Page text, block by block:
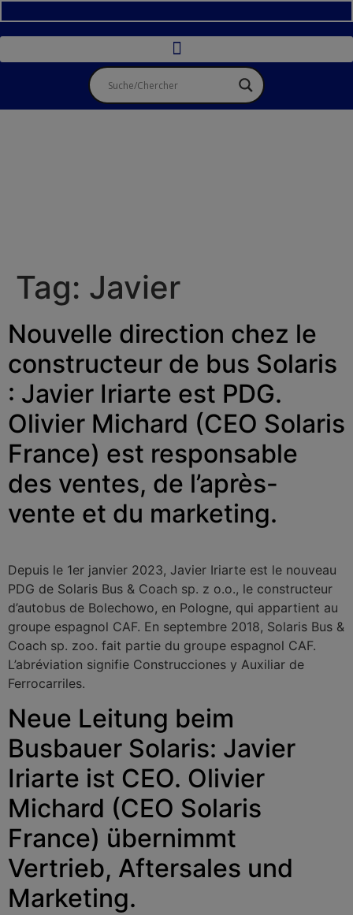
Tag: Javier
Nouvelle direction chez le
constructeur de bus Solaris
: Javier Iriarte est PDG.
Olivier Michard (CEO Solaris
France) est responsable
des ventes, de l’après-
vente et du marketing.
Depuis le 1er janvier 2023, Javier Iriarte est le nouveau
PDG de Solaris Bus & Coach sp. z o.o., le constructeur
d’autobus de Bolechowo, en Pologne, qui appartient au
groupe espagnol CAF. En septembre 2018, Solaris Bus &
Coach sp. zoo. fait partie du groupe espagnol CAF.
L’abréviation signifie Construcciones y Auxiliar de
Ferrocarriles.
Neue Leitung beim
Busbauer Solaris: Javier
Iriarte ist CEO. Olivier
Michard (CEO Solaris
France) übernimmt
Vertrieb, Aftersales und
Marketing.